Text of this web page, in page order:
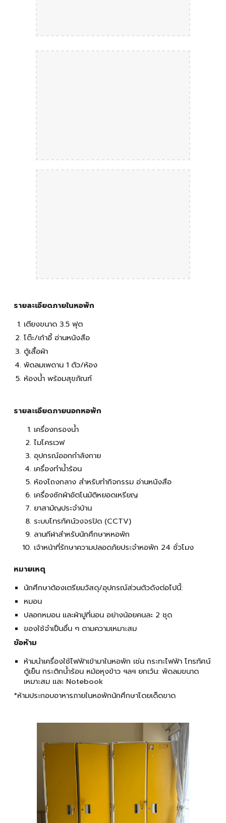
รายละเอียดภายในหอพัก
เตียงขนาด 3.5 ฟุต
โต๊ะ/เก้าอี้ อ่านหนังสือ
ตู้เสื้อผ้า
พัดลมเพดาน 1 ตัว/ห้อง
ห้องน้ำ พร้อมสุขภัณฑ์
รายละเอียดภายนอกหอพัก
เครื่องกรองน้ำ
ไมโครเวฟ
อุปกรณ์ออกกำลังกาย
เครื่องทำน้ำร้อน
ห้องโถงกลาง สำหรับทำกิจกรรม อ่านหนังสือ
เครื่องซักผ้าอัตโนมัติหยอดเหรียญ
ยาสามัญประจำบ้าน
ระบบโทรทัศน์วงจรปิด (CCTV)
ลานกีฬาสำหรับนักศึกษาหหอพัก
เจ้าหน้าที่รักษาความปลอดภัยประจำหอพัก 24 ชั่วโมง
หมายเหตุ
นักศึกษาต้องเตรียมวัสดุ/อุปกรณ์ส่วนตัวดังต่อไปนี้:
หมอน
ปลอกหมอน และผ้าปูที่นอน อย่างน้อยคนละ 2 ชุด
ของใช้จำเป็นอื่น ๆ ตามความเหมาะสม
ข้อห้าม
ห้ามนำเครื่องใช้ไฟฟ้าเข้ามาในหอพัก เช่น กระทะไฟฟ้า โทรทัศน์
ตู้เย็น กระติกน้ำร้อน หม้อหุงข้าว ฯลฯ ยกเว้น: พัดลมขนาด
เหมาะสม และ Notebook
*ห้ามประกอบอาหารภายในหอพักนักศึกษาโดยเด็ดขาด